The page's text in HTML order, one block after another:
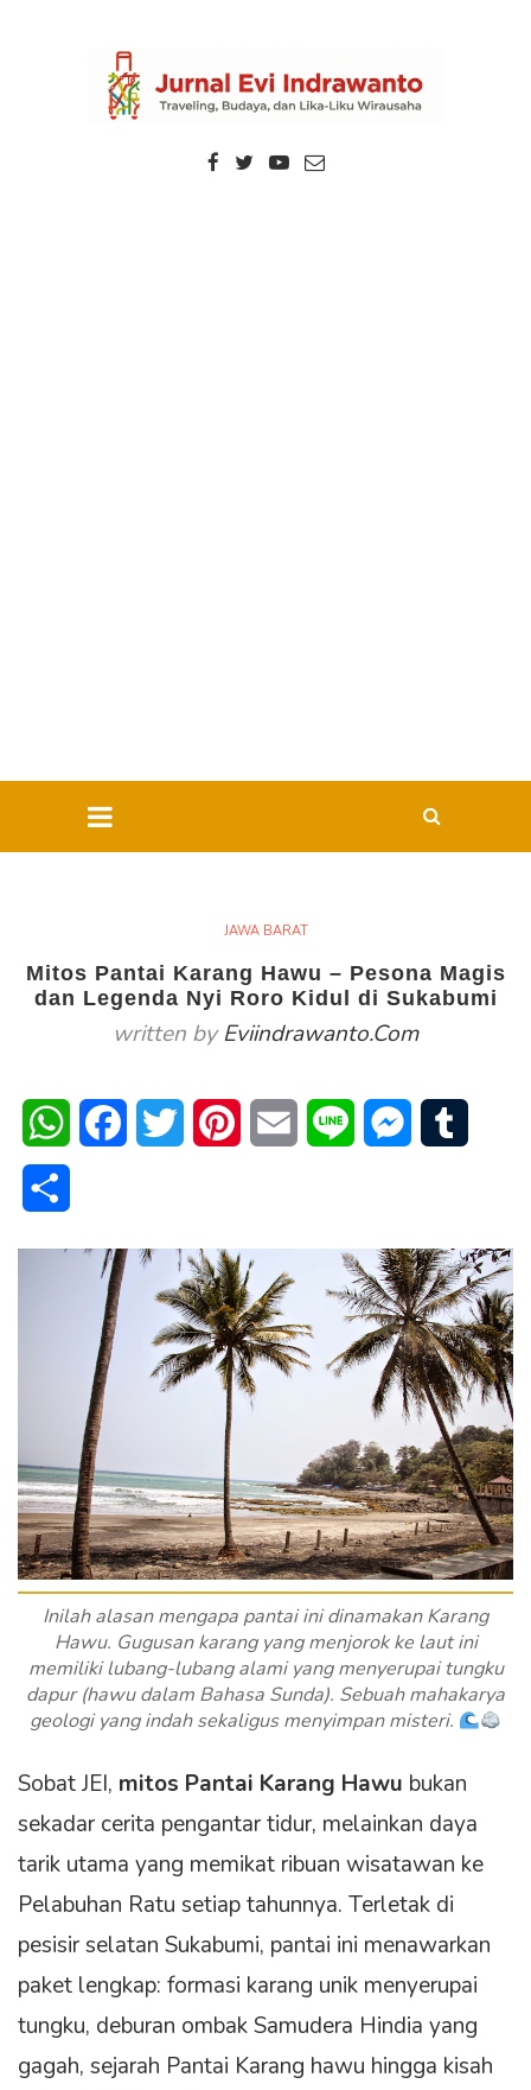
JAWA BARAT
Mitos Pantai Karang Hawu – Pesona Magis
dan Legenda Nyi Roro Kidul di Sukabumi
written byEviindrawanto.com
WhatsAppFacebookTwitter PinterestEmail Line Messenger
Inilah alasan mengapa pantai ini dinamakan Karang
Hawu. Gugusan karang yang menjorok ke laut ini
memiliki lubang-lubang alami yang menyerupai tungku
dapur (hawu dalam Bahasa Sunda). Sebuah mahakarya
geologi yang indah sekaligus menyimpan misteri.
Sobat JEI, mitos Pantai Karang Hawu bukan
sekadar cerita pengantar tidur, melainkan daya
tarik utama yang memikat ribuan wisatawan ke
Pelabuhan Ratu setiap tahunnya. Terletak di
pesisir selatan Sukabumi, pantai ini menawarkan
paket lengkap: formasi karang unik menyerupai
tungku, deburan ombak Samudera Hindia yang
gagah, sejarah Pantai Karang hawu hingga kisah